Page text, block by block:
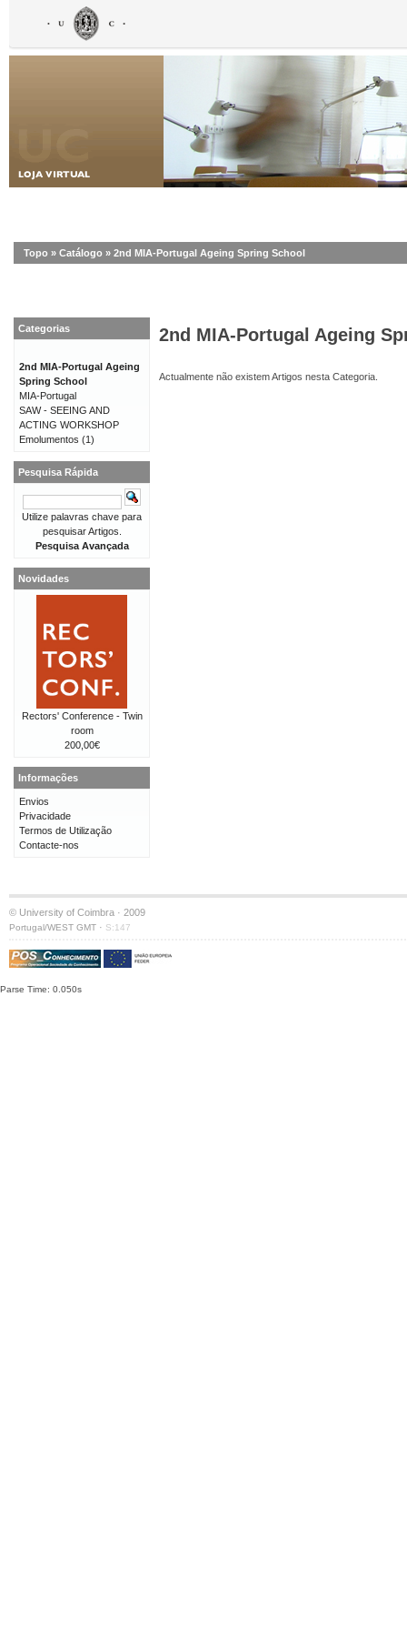
Topo » Catálogo » 2nd MIA-Portugal Ageing Spring School
2nd MIA-Portugal Ageing
Actualmente não existem Artigos nesta Categoria.
Categorias
2nd MIA-Portugal Ageing
Spring School
MIA-Portugal
SAW - SEEING AND
ACTING WORKSHOP
Emolumentos (1)
Pesquisa Rápida
Utilize palavras chave para
pesquisar Artigos.
Pesquisa Avançada
Novidades
Rectors' Conference - Twin
room
200,00€
Informações
Envios
Privacidade
Termos de Utilização
Contacte-nos
© University of Coimbra · 2009
Portugal/WEST GMT · S:147
Parse Time: 0.050s